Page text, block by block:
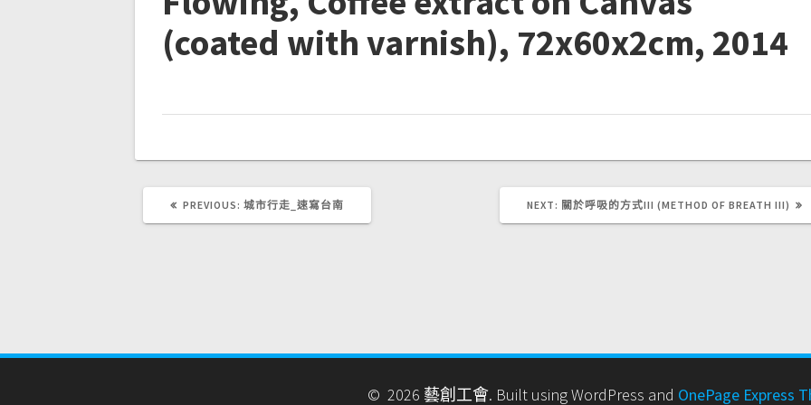
(coated with varnish), 72x60x2cm, 2014
PREVIOUS: PREVIOUS
城市行走_速寫台南 NEXT: NEXT
關於呼吸的方式III (METHOD OF BREATH III)
© 2026 藝創工會. Built using WordPress and OnePage Express